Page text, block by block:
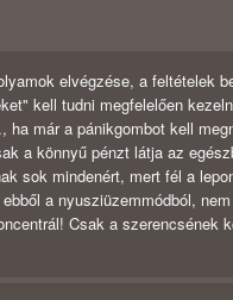
elvégzése, a feltételek
kell tudni megfelelően
már a pánikgombot kell
a könnyű pénzt látja az
sok mindenért, mert fél a
a nyusziüzemmódból,
Csak a szerencsének